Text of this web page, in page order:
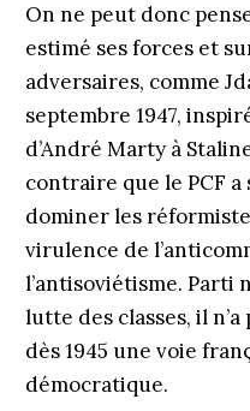
On ne peut donc
estimé ses forces et
adversaires, comme
septembre 1947,
d’André Marty à
contraire que le PCF
dominer les
virulence de
l’antisoviétisme. Parti
lutte des classes, il
dès 1945 une voie
démocratique.